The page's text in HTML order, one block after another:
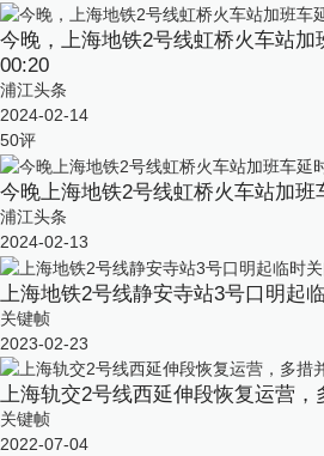
今晚，上海地铁2号线虹桥火车站加
00:20
浦江头条
2024-02-14
50评
今晚上海地铁2号线虹桥火车站加班
浦江头条
2024-02-13
上海地铁2号线静安寺站3号口明起
关键帧
2023-02-23
上海轨交2号线西延伸段恢复运营
关键帧
2022-07-04